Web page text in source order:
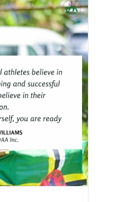
:
réélu
de la